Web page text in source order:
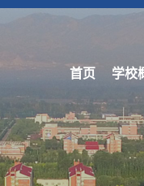
首页 学校